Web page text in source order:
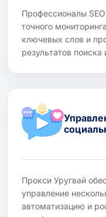
Профессионалы
точного
ключевых слов и
результатов
Прокси Уругвай
управление
автоматизацию и